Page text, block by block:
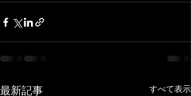
最新記事 すべて表示